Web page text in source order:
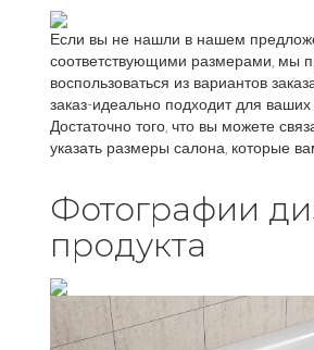
Если вы не нашли в нашем
соответствующими размерами, мы
воспользоваться из вариантов
заказ-идеально подходит для
Достаточно того, что вы можете
указать размеры салона, которые
Фотографии
продукта